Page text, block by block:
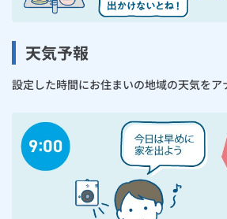
天気予報
設定した時間にお住まいの地域の天気をア